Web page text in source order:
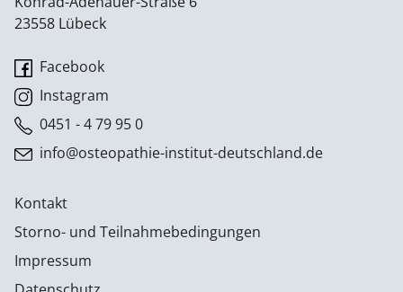
23558 Lübeck
Facebook
Instagram
0451 - 4 79 95 0
info@osteopathie-institut-deutschland.de
Kontakt
Storno- und Teilnahmebedingungen
Impressum